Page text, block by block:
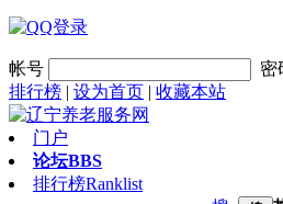
帐号 密
排行榜 | 设为首页 | 收藏本站
门户
论坛BBS
排行榜Ranklist